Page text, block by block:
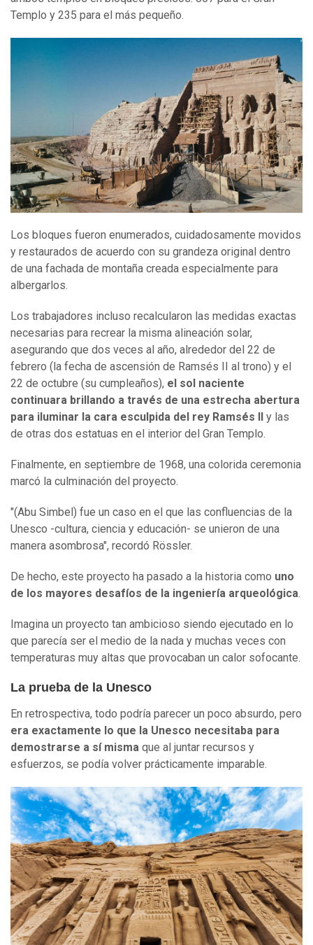
Templo y 235 para el más pequeño.
Los bloques fueron enumerados, cuidadosamente movidos
y restaurados de acuerdo con su grandeza original dentro
de una fachada de montaña creada especialmente para
albergarlos.
Los trabajadores incluso recalcularon las medidas exactas
necesarias para recrear la misma alineación solar,
asegurando que dos veces al año, alrededor del 22 de
febrero (la fecha de ascensión de Ramsés II al trono) y el
22 de octubre (su cumpleaños), el sol naciente
continuara brillando a través de una estrecha abertura
para iluminar la cara esculpida del rey Ramsés II y las
de otras dos estatuas en el interior del Gran Templo.
Finalmente, en septiembre de 1968, una colorida ceremonia
marcó la culminación del proyecto.
"(Abu Simbel) fue un caso en el que las confluencias de la
Unesco -cultura, ciencia y educación- se unieron de una
manera asombrosa", recordó Rössler.
De hecho, este proyecto ha pasado a la historia como uno
de los mayores desafíos de la ingeniería arqueológica.
Imagina un proyecto tan ambicioso siendo ejecutado en lo
que parecía ser el medio de la nada y muchas veces con
temperaturas muy altas que provocaban un calor sofocante.
La prueba de la Unesco
En retrospectiva, todo podría parecer un poco absurdo, pero
era exactamente lo que la Unesco necesitaba para
demostrarse a sí misma que al juntar recursos y
esfuerzos, se podía volver prácticamente imparable.